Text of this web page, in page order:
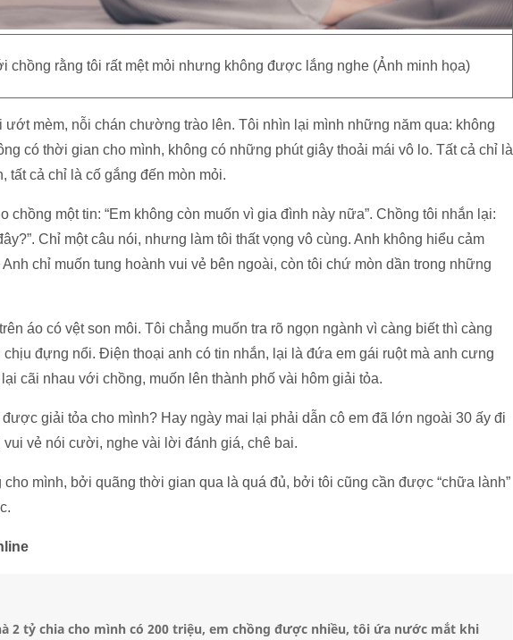
chồng rằng tôi rất mệt mỏi nhưng không được lắng nghe (Ảnh minh họa)
mèm, nỗi chán chường trào lên. Tôi nhìn lại mình những năm qua: không
có thời gian cho mình, không có những phút giây thoải mái vô lo. Tất cả chỉ là
tất cả chỉ là cố gắng đến mòn mỏi.
chồng một tin: “Em không còn muốn vì gia đình này nữa”. Chồng tôi nhắn lại:
Chỉ một câu nói, nhưng làm tôi thất vọng vô cùng. Anh không hiểu cảm
chỉ muốn tung hoành vui vẻ bên ngoài, còn tôi chứ mòn dần trong những
áo có vệt son môi. Tôi chẳng muốn tra rõ ngọn ngành vì càng biết thì càng
chịu đựng nổi. Điện thoại anh có tin nhắn, lại là đứa em gái ruột mà anh cưng
cãi nhau với chồng, muốn lên thành phố vài hôm giải tỏa.
giải tỏa cho mình? Hay ngày mai lại phải dẫn cô em đã lớn ngoài 30 ấy đi
vẻ nói cười, nghe vài lời đánh giá, chê bai.
cho mình, bởi quãng thời gian qua là quá đủ, bởi tôi cũng cần được “chữa lành”
2 tỷ chia cho mình có 200 triệu, em chồng được nhiều, tôi ứa nước mắt khi